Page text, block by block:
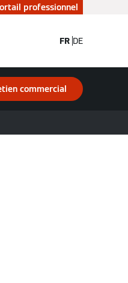
professionnel
FR DE
commercial